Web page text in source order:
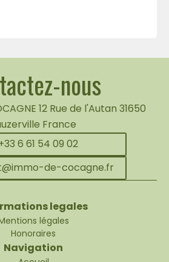
nous
12 Rue de l'Autan 31650
France
6 61 54 09 02
de-cocagne.fr
legales
légales
Honoraires
Navigation